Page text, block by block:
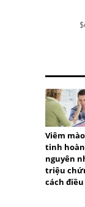
Viêm mào
tinh
nguyên
triệu
cách